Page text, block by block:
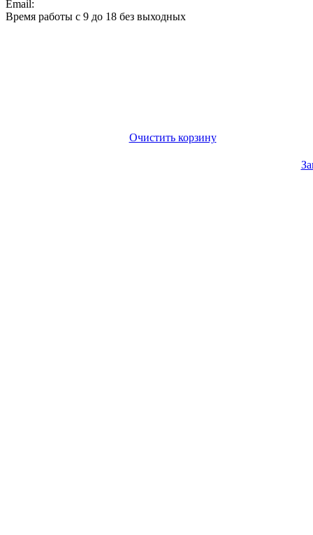
Email:
Время работы с 9 до 18 без выходных
Очистить корзину